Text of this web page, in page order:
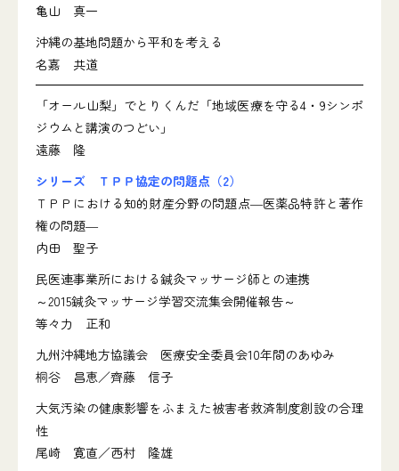
亀山 真一
沖縄の基地問題から平和を考える
名嘉 共道
「オール山梨」でとりくんだ「地域医療を守る4・9シンポ
ジウムと講演のつどい」
遠藤 隆
シリーズ ＴＰＰ協定の問題点（2）
ＴＰＰにおける知的財産分野の問題点―医薬品特許と著作
権の問題―
内田 聖子
民医連事業所における鍼灸マッサージ師との連携
～2015鍼灸マッサージ学習交流集会開催報告～
等々力 正和
九州沖縄地方協議会 医療安全委員会10年間のあゆみ
桐谷 昌恵／齊藤 信子
大気汚染の健康影響をふまえた被害者救済制度創設の合理
性
尾崎 寛直／西村 隆雄